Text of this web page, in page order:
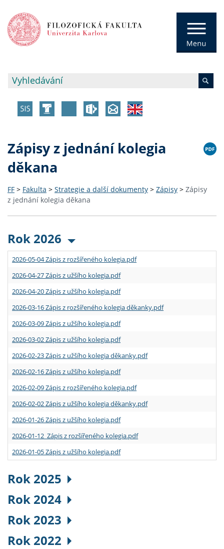
Zápisy z jednání kolegia
děkana
FF > Fakulta > Strategie a další dokumenty > Zápisy > Zápisy
z jednání kolegia děkana
Rok 2026
2026-05-04 Zápis z rozšířeného kolegia.pdf
2026-04-27 Zápis z užšího kolegia.pdf
2026-04-20 Zápis z užšího kolegia.pdf
2026-03-16 Zápis z rozšířeného kolegia děkanky.pdf
2026-03-09 Zápis z užšího kolegia.pdf
2026-03-02 Zápis z užšího kolegia.pdf
2026-02-23 Zápis z užšího kolegia děkanky.pdf
2026-02-16 Zápis z užšího kolegia.pdf
2026-02-09 Zápis z rozšířeného kolegia.pdf
2026-02-02 Zápis z užšího kolegia děkanky.pdf
2026-01-26 Zápis z užšího kolegia.pdf
2026-01-12 Zápis z rozšířeného kolegia.pdf
2026-01-05 Zápis z užšího kolegia.pdf
Rok 2025
Rok 2024
Rok 2023
Rok 2022